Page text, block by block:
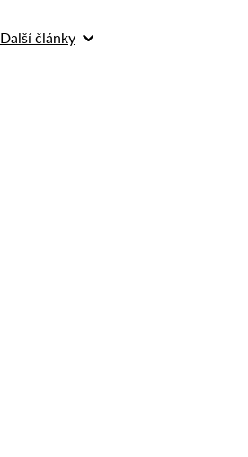
Další články